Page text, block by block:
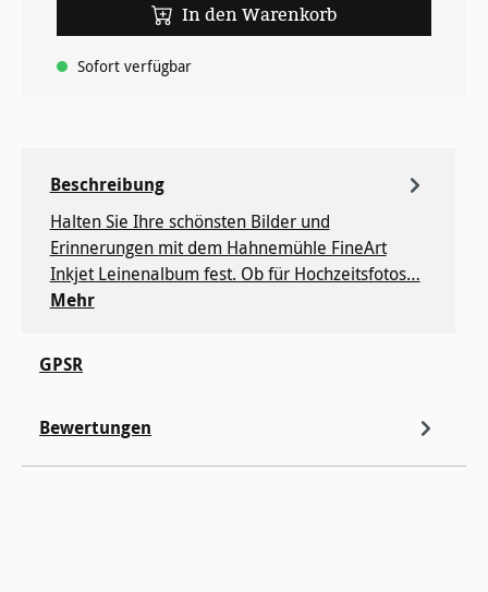
In den Warenkorb
Sofort verfügbar
Beschreibung
Halten Sie Ihre schönsten Bilder und
Erinnerungen mit dem Hahnemühle FineArt
Inkjet Leinenalbum fest. Ob für Hochzeitsfotos…
Mehr
GPSR
Bewertungen